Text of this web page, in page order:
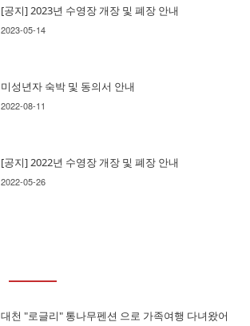
[공지] 2023년 수영장 개장 및 폐장 안내
2023-05-14
미성년자 숙박 및 동의서 안내
2022-08-11
[공지] 2022년 수영장 개장 및 폐장 안내
2022-05-26
대천 "로글리" 통나무펜션 으로 가족여행 다녀왔어